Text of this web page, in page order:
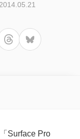
Surface Pro